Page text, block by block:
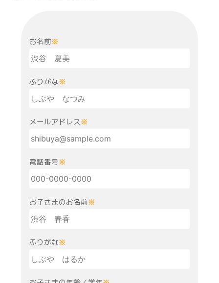
お名前※
ふりがな※
メールアドレス※
電話番号※
お子さまのお名前※
ふりがな※